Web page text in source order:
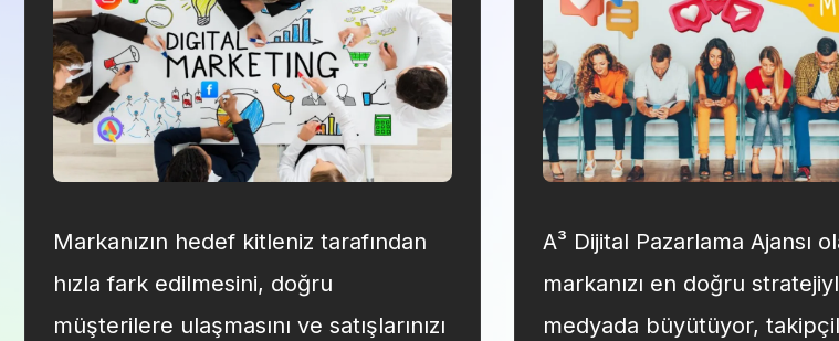
Markanızın hedef kitleniz tarafından
hızla fark edilmesini, doğru
müşterilere ulaşmasını ve satışlarınızı
A³ Dijital Pazarlama Ajansı
markanızı en doğru
medyada büyütüyor,